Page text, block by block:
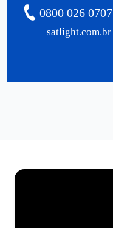
satlight.com.br
0800 026 0707